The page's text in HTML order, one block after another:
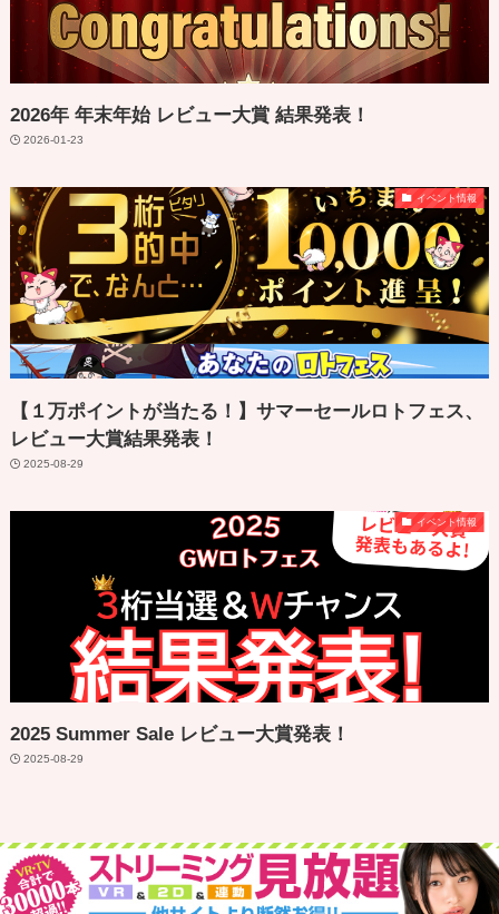
2026年 年末年始 レビュー大賞 結果発表！
2026-01-23
イベント情報
【１万ポイントが当たる！】サマーセールロトフェス、
レビュー大賞結果発表！
2025-08-29
イベント情報
2025 Summer Sale レビュー大賞発表！
2025-08-29